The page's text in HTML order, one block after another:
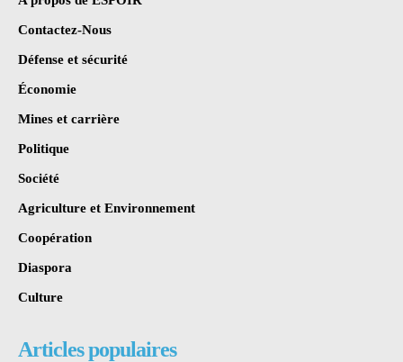
Contactez-Nous
Défense et sécurité
Économie
Mines et carrière
Politique
Société
Agriculture et Environnement
Coopération
Diaspora
Culture
Articles populaires